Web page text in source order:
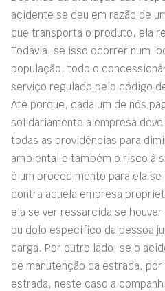
acidente se deu em razão de
que transporta o produto, ela
Todavia, se isso ocorrer num
população, todo o
serviço regulado pelo código
Até porque, cada um de nós
solidariamente a empresa
todas as providências para
ambiental e também o risco à
é um procedimento para ela
contra aquela empresa
ela se ver ressarcida se
ou dolo específico da pessoa
carga. Por outro lado, se o
de manutenção da estrada,
estrada, neste caso a